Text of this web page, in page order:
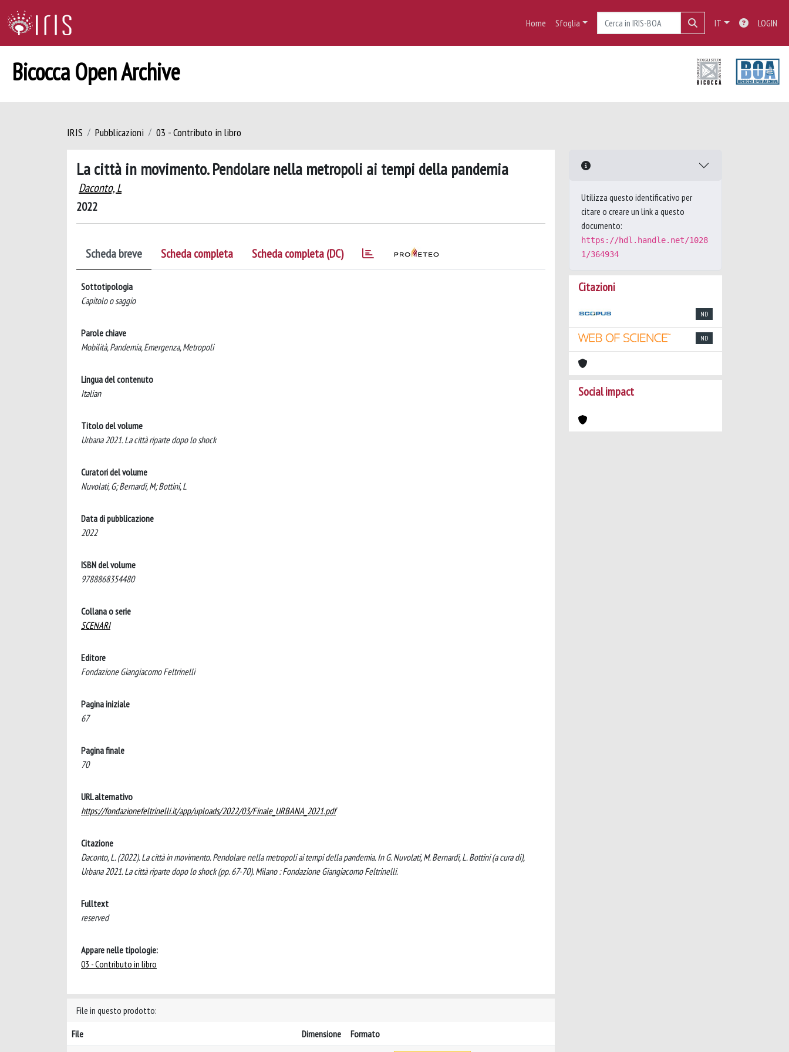
Home Sfoglia IT LOGIN
Bicocca Open Archive
IRIS Pubblicazioni 03 - Contributo in libro
La città in movimento. Pendolare nella metropoli ai tempi della pandemia
Daconto, L
2022
Scheda breve Scheda completa Scheda completa (DC)
Sottotipologia
Capitolo o saggio
Parole chiave
Mobilità, Pandemia, Emergenza, Metropoli
Lingua del contenuto
Italian
Titolo del volume
Urbana 2021. La città riparte dopo lo shock
Curatori del volume
Nuvolati, G; Bernardi, M; Bottini, L
Data di pubblicazione
2022
ISBN del volume
9788868354480
Collana o serie
SCENARI
Editore
Fondazione Giangiacomo Feltrinelli
Pagina iniziale
67
Pagina finale
70
URL alternativo
https://fondazionefeltrinelli.it/app/uploads/2022/03/Finale_URBANA_2021.pdf
Citazione
Daconto, L. (2022). La città in movimento. Pendolare nella metropoli ai tempi della pandemia. In G. Nuvolati, M. Bernardi, L. Bottini (a cura di),
Urbana 2021. La città riparte dopo lo shock (pp. 67-70). Milano : Fondazione Giangiacomo Feltrinelli.
Fulltext
reserved
Appare nelle tipologie:
03 - Contributo in libro
File in questo prodotto:
File
Dimensione Formato
Utilizza questo identificativo per
citare o creare un link a questo
documento:
https://hdl.handle.net/1028
1/364934
Citazioni
ND
ND
Social impact